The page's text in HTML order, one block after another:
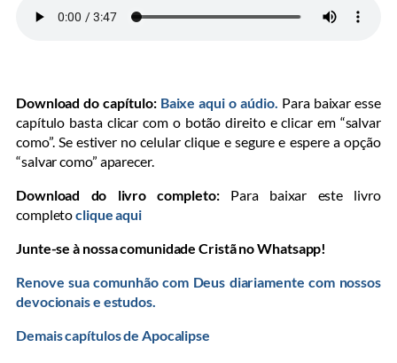
Download do capítulo: Baixe aqui o aúdio. Para baixar esse
capítulo basta clicar com o botão direito e clicar em “salvar
como”. Se estiver no celular clique e segure e espere a opção
“salvar como” aparecer.
Download do livro completo: Para baixar este livro
completoclique aqui
Junte-se à nossa comunidade Cristã no Whatsapp!
Renove sua comunhão com Deus diariamente com nossos
devocionais e estudos.
Demais capítulos de Apocalipse